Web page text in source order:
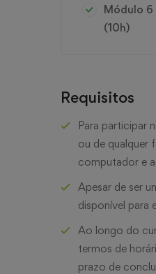
Módulo
(10h)
Requisitos
Para participar
ou de qualquer
computador e
Apesar de ser
disponível para
Ao longo do
termos de
prazo de